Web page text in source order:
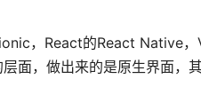
，React的React Native
面，做出来的是原生界面